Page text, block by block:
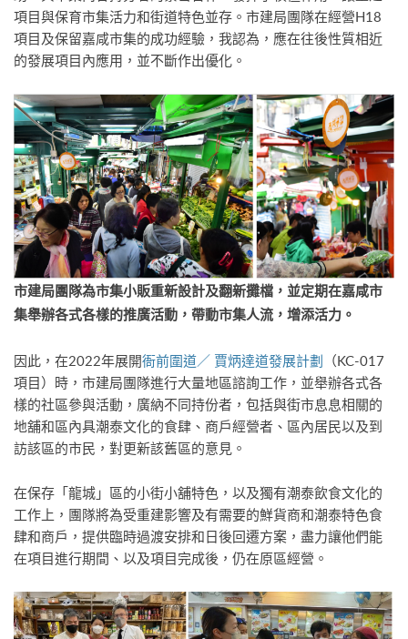
項目與保育市集活力和街道特色並存。市建局團隊在經營H18
項目及保留嘉咸市集的成功經驗，我認為，應在往後性質相近
的發展項目內應用，並不斷作出優化。
市建局團隊為市集小販重新設計及翻新攤檔，並定期在嘉咸市
集舉辦各式各樣的推廣活動，帶動市集人流，增添活力。
因此，在2022年展開衙前圍道／ 賈炳達道發展計劃 （KC-017
項目）時，市建局團隊進行大量地區諮詢工作，並舉辦各式各
樣的社區參與活動，廣納不同持份者，包括與街市息息相關的
地舖和區內具潮泰文化的食肆、商戶經營者、區內居民以及到
訪該區的市民，對更新該舊區的意見。
在保存「龍城」區的小街小舖特色，以及獨有潮泰飲食文化的
工作上，團隊將為受重建影響及有需要的鮮貨商和潮泰特色食
肆和商戶，提供臨時過渡安排和日後回遷方案，盡力讓他們能
在項目進行期間、以及項目完成後，仍在原區經營。